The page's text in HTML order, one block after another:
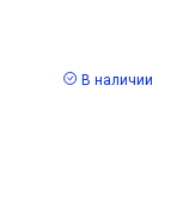
В наличии